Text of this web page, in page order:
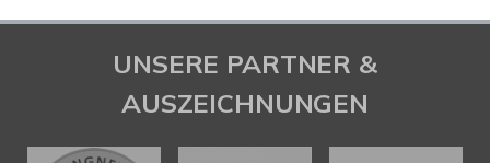
UNSERE PARTNER &
AUSZEICHNUNGEN